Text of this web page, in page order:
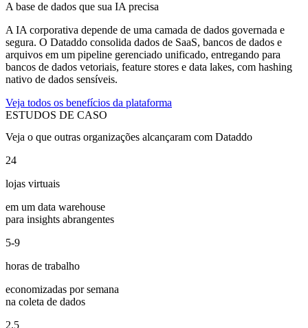
A base de dados que sua IA precisa
A IA corporativa depende de uma camada de dados governada e
segura. O Dataddo consolida dados de SaaS, bancos de dados e
arquivos em um pipeline gerenciado unificado, entregando para
bancos de dados vetoriais, feature stores e data lakes, com hashing
nativo de dados sensíveis.
Veja todos os benefícios da plataforma
ESTUDOS DE CASO
Veja o que outras organizações alcançaram com Dataddo
24
lojas virtuais
em um data warehouse
para insights abrangentes
5-9
horas de trabalho
economizadas por semana
na coleta de dados
2.5